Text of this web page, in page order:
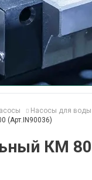
Насосы для воды
(Арт.IN90036)
КМ